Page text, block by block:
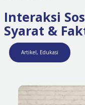
Interaksi
Syarat &
Artikel, Edukasi